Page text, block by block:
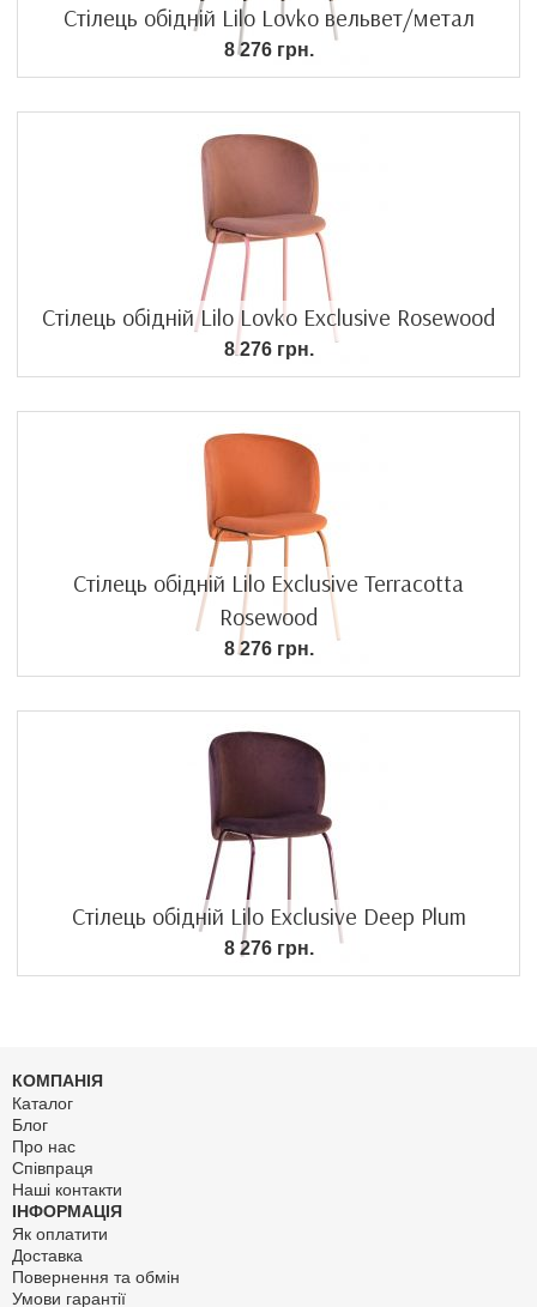
Стілець обідній Lilo Lovko вельвет/метал
8 276 грн.
Стілець обідній Lilo Lovko Exclusive Rosewood
8 276 грн.
Стілець обідній Lilo Exclusive Terracotta
Rosewood
8 276 грн.
Стілець обідній Lilo Exclusive Deep Plum
8 276 грн.
КОМПАНІЯ
Каталог
Блог
Про нас
Співпраця
Наші контакти
ІНФОРМАЦІЯ
Як оплатити
Доставка
Повернення та обмін
Умови гарантії